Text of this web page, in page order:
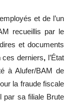
et de l’un
recueillis par le
et documents
ces derniers, l’État
à Alufer/BAM de
la fraude fiscale
par sa filiale Brute